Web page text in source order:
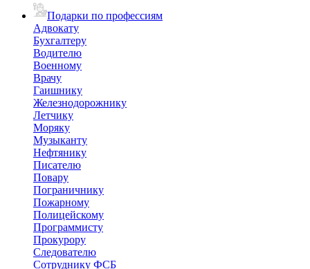
Подарки по профессиям
Адвокату
Бухгалтеру
Водителю
Военному
Врачу
Гаишнику
Железнодорожнику
Летчику
Моряку
Музыканту
Нефтянику
Писателю
Повару
Пограничнику
Пожарному
Полицейскому
Программисту
Прокурору
Следователю
Сотруднику ФСБ